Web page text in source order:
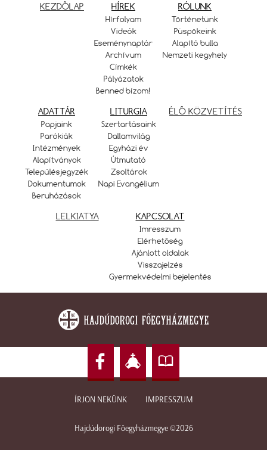
KEZDŐLAP HÍREK
Hírfolyam
Videók
Eseménynaptár
Archívum
Címkék
Pályázatok
Benned bízom!
RÓLUNK
Történetünk
Püspökeink
Alapító bulla
Nemzeti kegyhely
ADATTÁR
Papjaink
Parókiák
Intézmények
Alapítványok
Településjegyzék
Dokumentumok
Beruházások
LITURGIA
Szertartásaink
Dallamvilág
Egyházi év
Útmutató
Zsoltárok
Napi Evangélium
ÉLŐ KÖZVETÍTÉS
LELKIATYA KAPCSOLAT
Imresszum
Elérhetőség
Ajánlott oldalak
Visszajelzés
Gyermekvédelmi bejelentés
ÍRJON NEKÜNK IMPRESSZUM
Hajdúdorogi Főegyházmegye ©2026